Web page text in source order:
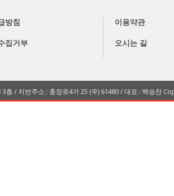
방침 이용약관
집거부 오시는 길
/ 지번주소 : 충장로4가 25 (우) 61480 / 대표 : 백승찬